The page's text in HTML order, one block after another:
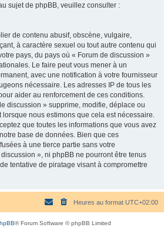
sujet de phpBB, veuillez consulter :
de contenu abusif, obscène, vulgaire,
à caractère sexuel ou tout autre contenu qui
pays, du pays où « Forum de discussion »
Le faire peut vous mener à un
avec une notification à votre fournisseur
nécessaire. Les adresses IP de tous les
aider au renforcement de ces conditions.
discussion » supprime, modifie, déplace ou
lorsque nous estimons que cela est nécessaire.
que toutes les informations que vous avez
base de données. Bien que ces
à une tierce partie sans votre
», ni phpBB ne pourront être tenus
tentative de piratage visant à compromettre
Heures au format UTC+02:00
® Forum Software © phpBB Limited